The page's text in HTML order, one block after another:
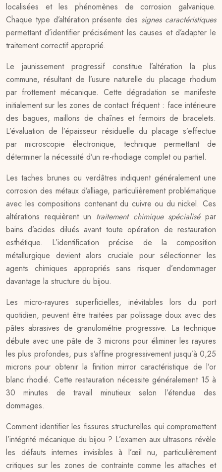
localisées et les phénomènes de corrosion galvanique.
Chaque type d’altération présente des signes caractéristiques
permettant d’identifier précisément les causes et d’adapter le
traitement correctif approprié.
Le jaunissement progressif constitue l’altération la plus
commune, résultant de l’usure naturelle du placage rhodium
par frottement mécanique. Cette dégradation se manifeste
initialement sur les zones de contact fréquent : face intérieure
des bagues, maillons de chaînes et fermoirs de bracelets.
L’évaluation de l’épaisseur résiduelle du placage s’effectue
par microscopie électronique, technique permettant de
déterminer la nécessité d’un re-rhodiage complet ou partiel.
Les taches brunes ou verdâtres indiquent généralement une
corrosion des métaux d’alliage, particulièrement problématique
avec les compositions contenant du cuivre ou du nickel. Ces
altérations requièrent un traitement chimique spécialisé par
bains d’acides dilués avant toute opération de restauration
esthétique. L’identification précise de la composition
métallurgique devient alors cruciale pour sélectionner les
agents chimiques appropriés sans risquer d’endommager
davantage la structure du bijou.
Les micro-rayures superficielles, inévitables lors du port
quotidien, peuvent être traitées par polissage doux avec des
pâtes abrasives de granulométrie progressive. La technique
débute avec une pâte de 3 microns pour éliminer les rayures
les plus profondes, puis s’affine progressivement jusqu’à 0,25
microns pour obtenir la finition mirror caractéristique de l’or
blanc rhodié. Cette restauration nécessite généralement 15 à
30 minutes de travail minutieux selon l’étendue des
dommages.
Comment identifier les fissures structurelles qui compromettent
l’intégrité mécanique du bijou ? L’examen aux ultrasons révèle
les défauts internes invisibles à l’œil nu, particulièrement
critiques sur les zones de contrainte comme les attaches et